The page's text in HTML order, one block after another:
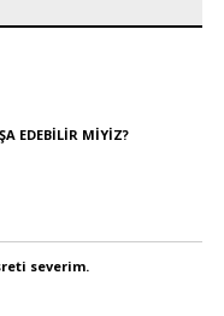
EDEBİLİR MİYİZ?
severim.